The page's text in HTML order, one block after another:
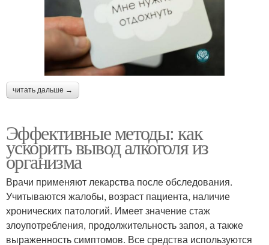
читать дальше →
Эффективные методы: как
ускорить вывод алкоголя из
организма
Врачи применяют лекарства после обследования.
Учитываются жалобы, возраст пациента, наличие
хронических патологий. Имеет значение стаж
злоупотребления, продолжительность запоя, а также
выраженность симптомов. Все средства используются